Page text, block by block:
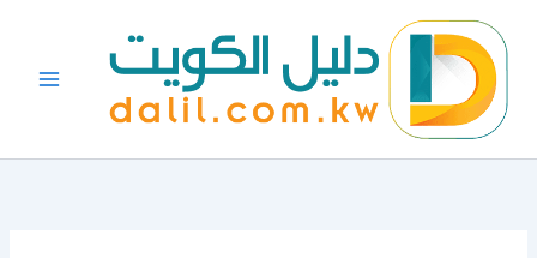
المحتوى